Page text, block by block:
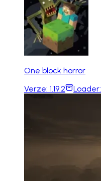
One block horror
Verze: 1.19.2 Loader: